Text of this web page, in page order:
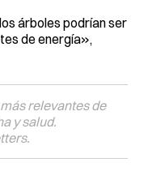
árboles podrían ser
de energía»,
relevantes de
y salud.